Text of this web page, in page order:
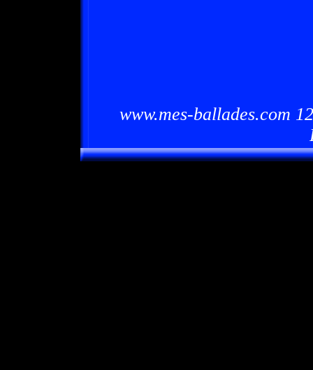
www.mes-ballades.com